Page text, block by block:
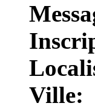
Ville: